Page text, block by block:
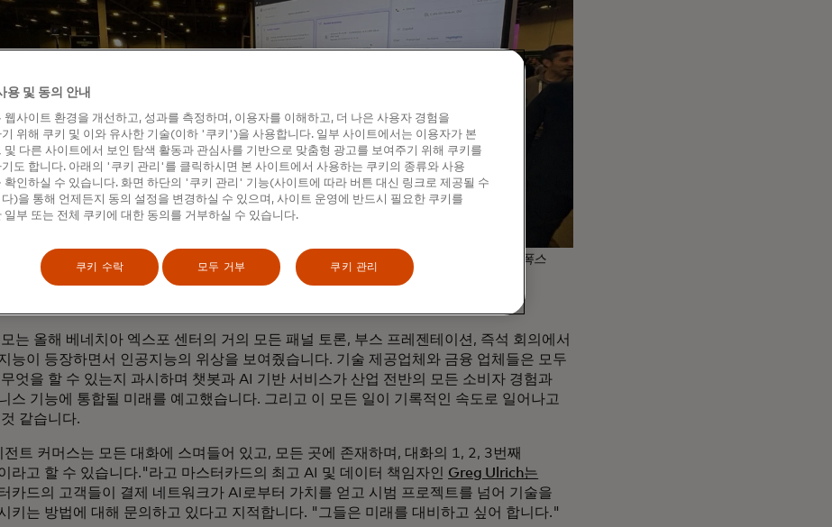
라 곤잘레스가 Money 20/20 층에서 알티메트릭의 챗봇을 선보이고 있습니다. (사진 제공: 벤 폭스
는 올해 베네치아 엑스포 센터의 거의 모든 패널 토론, 부스 프레젠테이션, 즉석 회의에서
능이 등장하면서 인공지능의 위상을 보여줬습니다. 기술 제공업체와 금융 업체들은 모두
엇을 할 수 있는지 과시하며 챗봇과 AI 기반 서비스가 산업 전반의 모든 소비자 경험과
스 기능에 통합될 미래를 예고했습니다. 그리고 이 모든 일이 기록적인 속도로 일어나고
같습니다.
전트 커머스는 모든 대화에 스며들어 있고, 모든 곳에 존재하며, 대화의 1, 2, 3번째
라고 할 수 있습니다."라고 마스터카드의 최고 AI 및 데이터 책임자인 Greg Ulrich는
카드의 고객들이 결제 네트워크가 AI로부터 가치를 얻고 시범 프로젝트를 넘어 기술을
키는 방법에 대해 문의하고 있다고 지적합니다. "그들은 미래를 대비하고 싶어 합니다."
용 및 동의 안내
웹사이트 환경을 개선하고, 성과를 측정하며, 이용자를 이해하고, 더 나은 사용자 경험을
위해 쿠키 및 이와 유사한 기술(이하 '쿠키')을 사용합니다. 일부 사이트에서는 이용자가 본
및 다른 사이트에서 보인 탐색 활동과 관심사를 기반으로 맞춤형 광고를 보여주기 위해 쿠키를
도 합니다. 아래의 '쿠키 관리'를 클릭하시면 본 사이트에서 사용하는 쿠키의 종류와 사용
확인하실 수 있습니다. 화면 하단의 '쿠키 관리' 기능(사이트에 따라 버튼 대신 링크로 제공될 수
)을 통해 언제든지 동의 설정을 변경하실 수 있으며, 사이트 운영에 반드시 필요한 쿠키를
일부 또는 전체 쿠키에 대한 동의를 거부하실 수 있습니다.
쿠키 수락 모두 거부 쿠키 관리